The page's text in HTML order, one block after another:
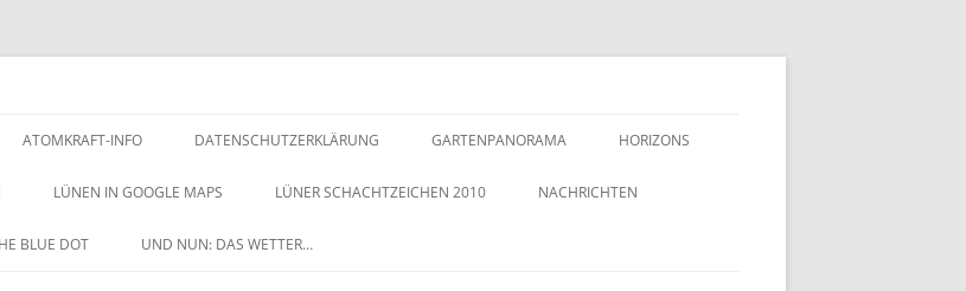
ATOMKRAFT-INFO DATENSCHUTZERKLÄRUNG GARTENPANORAMA HORIZONS
LÜNEN IN GOOGLE MAPS LÜNER SCHACHTZEICHEN 2010
NACHTZEICHEN-SCHACHTZEICHEN
NACHRICHTEN
BLUE DOT UND NUN: DAS WETTER…